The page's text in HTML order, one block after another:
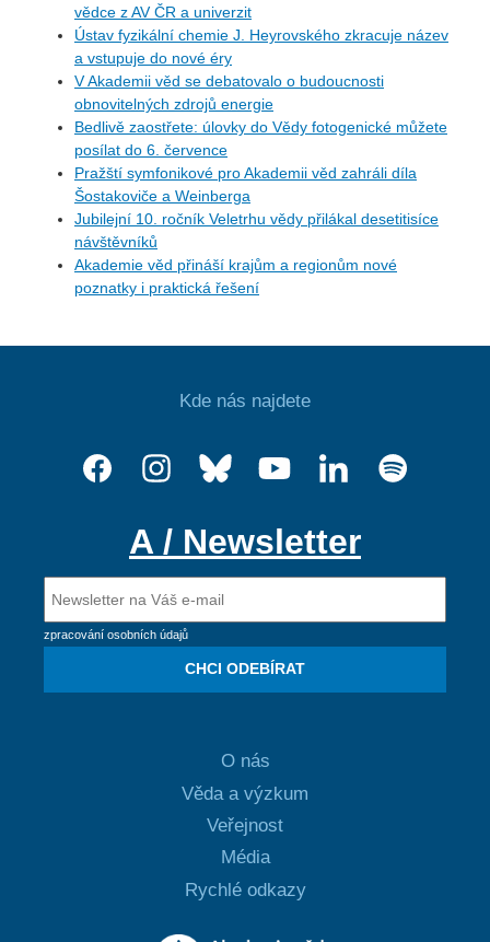
vědce z AV ČR a univerzit
Ústav fyzikální chemie J. Heyrovského zkracuje název
a vstupuje do nové éry
V Akademii věd se debatovalo o budoucnosti
obnovitelných zdrojů energie
Bedlivě zaostřete: úlovky do Vědy fotogenické můžete
posílat do 6. července
Pražští symfonikové pro Akademii věd zahráli díla
Šostakoviče a Weinberga
Jubilejní 10. ročník Veletrhu vědy přilákal desetitisíce
návštěvníků
Akademie věd přináší krajům a regionům nové
poznatky i praktická řešení
Kde nás najdete
A / Newsletter
zpracování osobních údajů
CHCI ODEBÍRAT
O nás
Věda a výzkum
Veřejnost
Média
Rychlé odkazy